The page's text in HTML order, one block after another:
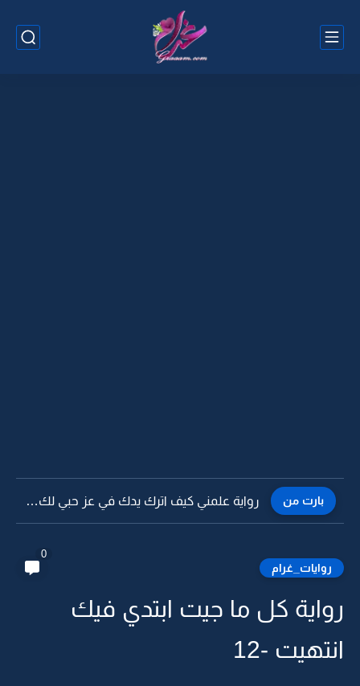
بارت من رواية علمني كيف اترك يدك في عز حبي لك -38
روايات_غرام
0
رواية كل ما جيت ابتدي فيك
انتهيت -12